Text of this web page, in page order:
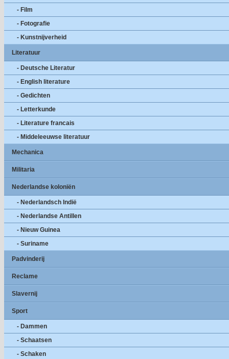
- Film
- Fotografie
- Kunstnijverheid
Literatuur
- Deutsche Literatur
- English literature
- Gedichten
- Letterkunde
- Literature francais
- Middeleeuwse literatuur
Mechanica
Militaria
Nederlandse koloniën
- Nederlandsch Indië
- Nederlandse Antillen
- Nieuw Guinea
- Suriname
Padvinderij
Reclame
Slavernij
Sport
- Dammen
- Schaatsen
- Schaken